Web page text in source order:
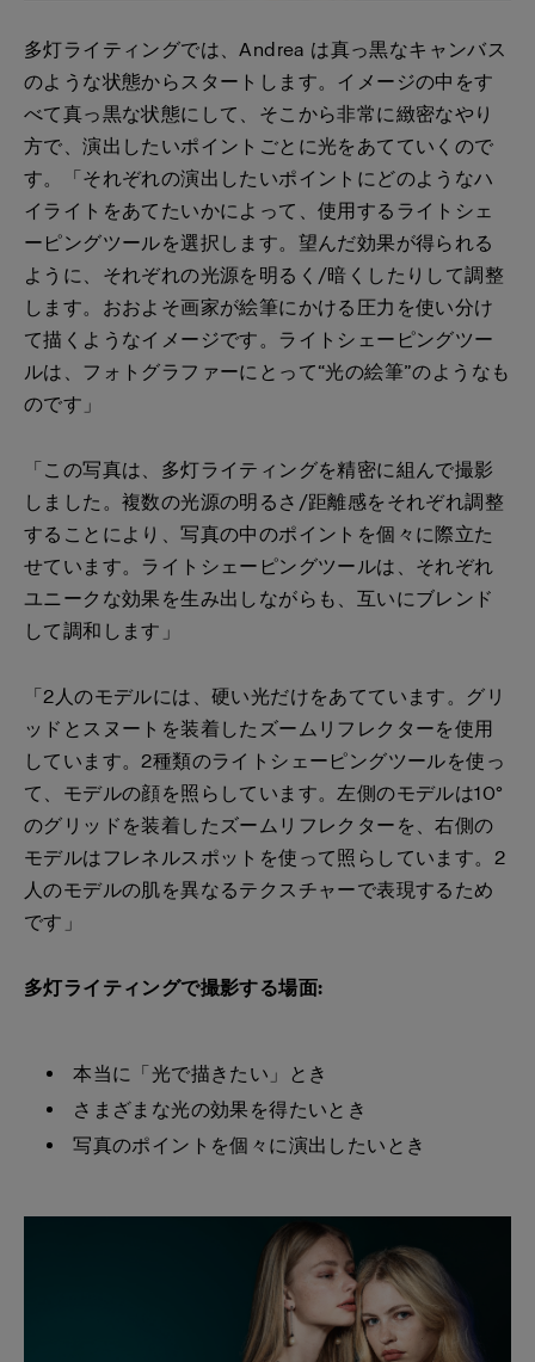
多灯ライティングでは、Andrea は真っ黒なキャンバス
のような状態からスタートします。イメージの中をす
べて真っ黒な状態にして、そこから非常に緻密なやり
方で、演出したいポイントごとに光をあてていくので
す。「それぞれの演出したいポイントにどのようなハ
イライトをあてたいかによって、使用するライトシェ
ーピングツールを選択します。望んだ効果が得られる
ように、それぞれの光源を明るく/暗くしたりして調整
します。おおよそ画家が絵筆にかける圧力を使い分け
て描くようなイメージです。ライトシェーピングツー
ルは、フォトグラファーにとって“光の絵筆”のようなも
のです」
「この写真は、多灯ライティングを精密に組んで撮影
しました。複数の光源の明るさ/距離感をそれぞれ調整
することにより、写真の中のポイントを個々に際立た
せています。ライトシェーピングツールは、それぞれ
ユニークな効果を生み出しながらも、互いにブレンド
して調和します」
「2人のモデルには、硬い光だけをあてています。グリ
ッドとスヌートを装着したズームリフレクターを使用
しています。2種類のライトシェーピングツールを使っ
て、モデルの顔を照らしています。左側のモデルは10°
のグリッドを装着したズームリフレクターを、右側の
モデルはフレネルスポットを使って照らしています。2
人のモデルの肌を異なるテクスチャーで表現するため
です」
多灯ライティングで撮影する場面:
本当に「光で描きたい」とき
さまざまな光の効果を得たいとき
写真のポイントを個々に演出したいとき